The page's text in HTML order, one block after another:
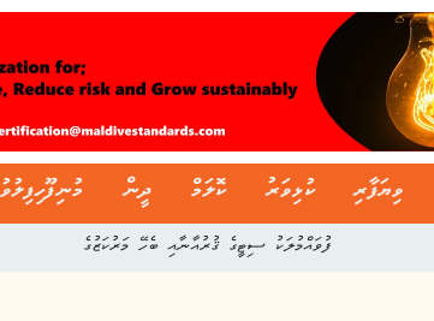
ވިޔަފާރި ކުޅިވަރު ކޮލަމް ދީން
ފުވައްމުލަކު ސިޓީގެ ޤުރުއާނާއި ބެހޭ މަރުކަޒުގެ